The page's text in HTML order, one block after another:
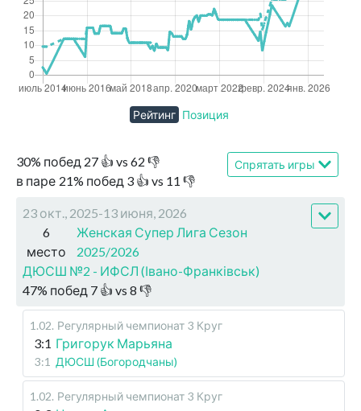
30% побед 27 👍 vs 62 👎
в паре 21% побед 3 👍 vs 11 👎
Спрятать игры
23 окт., 2025-13 июня, 2026
6
место
Женская Супер Лига Сезон
2025/2026
ДЮСШ №2 - ИФСЛ (Івано-Франківськ)
47% побед 7 👍 vs 8 👎
1.02. Регулярный чемпионат 3 Круг
3:1 Григорук Марьяна
3:1 ДЮСШ (Богородчаны)
1.02. Регулярный чемпионат 3 Круг
Рейтинг Позиция